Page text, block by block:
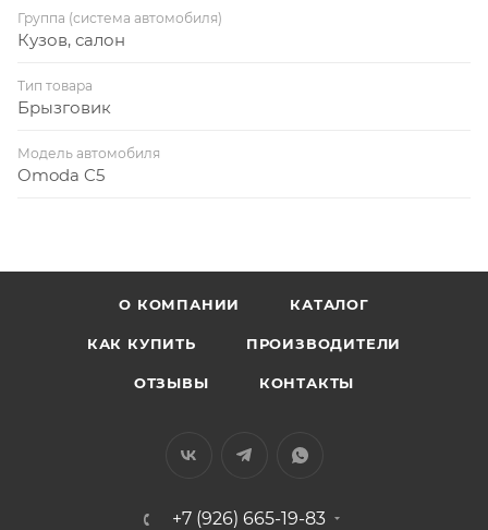
Группа (система автомобиля)
Кузов, салон
Тип товара
Брызговик
Модель автомобиля
Omoda C5
О КОМПАНИИ КАТАЛОГ
КАК КУПИТЬ ПРОИЗВОДИТЕЛИ
ОТЗЫВЫ КОНТАКТЫ
+7 (926) 665-19-83